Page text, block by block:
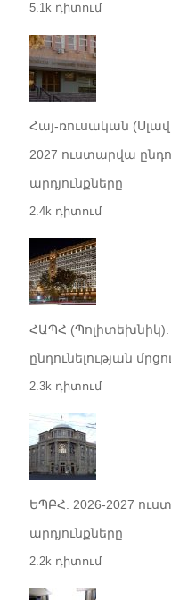
5.1k դիտում
Հայ-ռուսական
2027 ուստարվա
արդյունքները
2.4k դիտում
ՀԱՊՀ (Պոլիտեխնիկ).
ընդունելության
2.3k դիտում
ԵՊԲՀ. 2026-2027
արդյունքները
2.2k դիտում